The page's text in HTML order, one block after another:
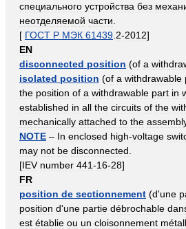
специального устройства без
неотделяемой части
[ ГОСТ Р МЭК 61439 2-2012]
EN
disconnected position (of a
isolated position (of a withdrawable
the position of a withdrawable part in
established in all the circuits of the
mechanically attached to the
NOTE – In enclosed high-voltage
may not be disconnected
[IEV number 441-16-28]
FR
position de sectionnement (d'une
position d'une partie débrochable
est établie ou un cloisonnement